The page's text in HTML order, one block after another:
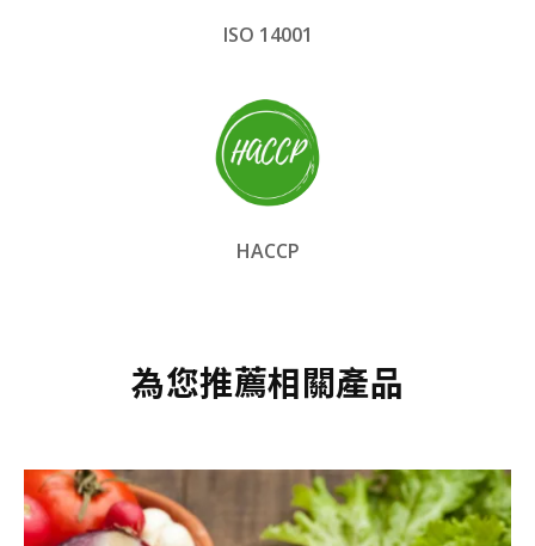
ISO 14001
HACCP
為您推薦相關產品